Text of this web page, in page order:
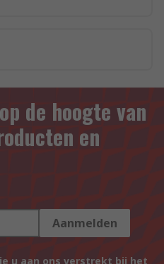
de hoogte van
en
Aanmelden
u aan ons verstrekt bij het